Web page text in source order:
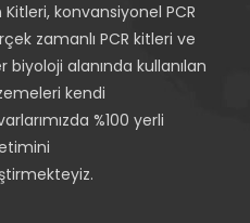
Kitleri, konvansiyonel PCR
zamanlı PCR kitleri ve
biyoloji alanında kullanılan
kendi
%100 yerli